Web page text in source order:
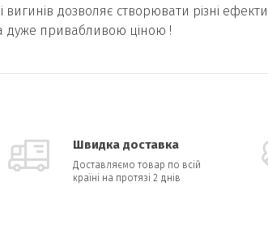
дозволяє створювати різні
дуже привабливою ціною !
Швидка доставка
Доставляємо товар по всій
країні на протязі 2 днів